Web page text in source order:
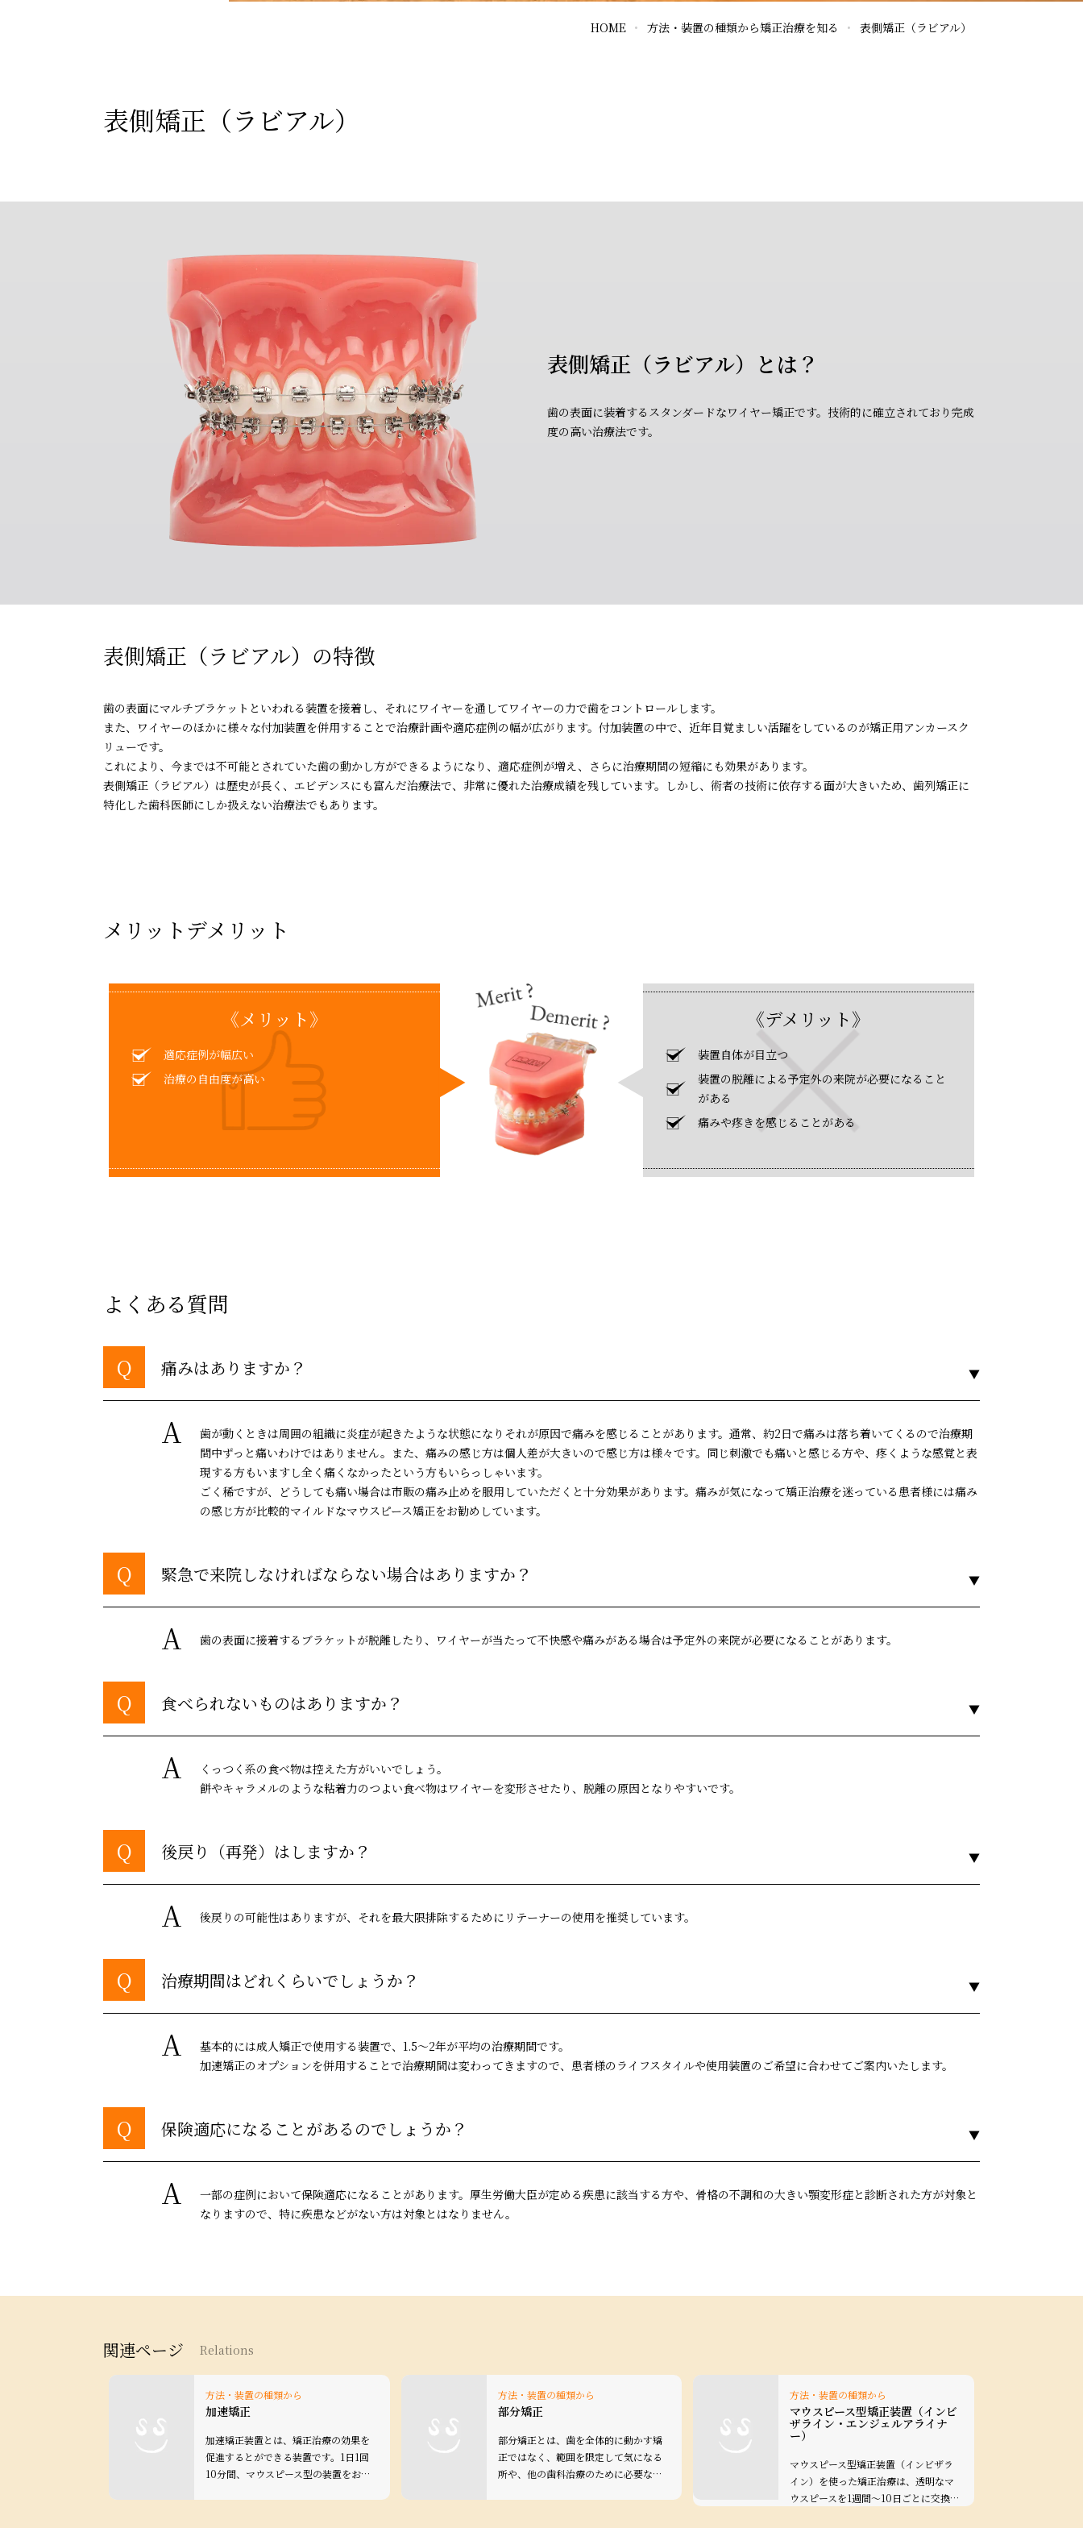
HOME 方法・装置の種類から矯正治療を知る 表側矯正（ラビアル）
表側矯正（ラビアル）
表側矯正（ラビアル）とは？
歯の表面に装着するスタンダードなワイヤー矯正です。技術的に確立されており完成
度の高い治療法です。
表側矯正（ラビアル）の特徴
歯の表面にマルチブラケットといわれる装置を接着し、それにワイヤーを通してワイヤーの力で歯をコントロールします。
また、ワイヤーのほかに様々な付加装置を併用することで治療計画や適応症例の幅が広がります。付加装置の中で、近年目覚ましい活躍をしているのが矯正用アンカースク
リューです。
これにより、今までは不可能とされていた歯の動かし方ができるようになり、適応症例が増え、さらに治療期間の短縮にも効果があります。
表側矯正（ラビアル）は歴史が長く、エビデンスにも富んだ治療法で、非常に優れた治療成績を残しています。しかし、術者の技術に依存する面が大きいため、歯列矯正に
特化した歯科医師にしか扱えない治療法でもあります。
メリットデメリット
《メリット》
適応症例が幅広い
治療の自由度が高い
《デメリット》
装置自体が目立つ
装置の脱離による予定外の来院が必要になること
がある
痛みや疼きを感じることがある
よくある質問
Q 痛みはありますか？
A
歯が動くときは周囲の組織に炎症が起きたような状態になりそれが原因で痛みを感じることがあります。通常、約2日で痛みは落ち着いてくるので治療期
間中ずっと痛いわけではありません。また、痛みの感じ方は個人差が大きいので感じ方は様々です。同じ刺激でも痛いと感じる方や、疼くような感覚と表
現する方もいますし全く痛くなかったという方もいらっしゃいます。
ごく稀ですが、どうしても痛い場合は市販の痛み止めを服用していただくと十分効果があります。痛みが気になって矯正治療を迷っている患者様には痛み
の感じ方が比較的マイルドなマウスピース矯正をお勧めしています。
Q 緊急で来院しなければならない場合はありますか？
A 歯の表面に接着するブラケットが脱離したり、ワイヤーが当たって不快感や痛みがある場合は予定外の来院が必要になることがあります。
Q 食べられないものはありますか？
A
くっつく系の食べ物は控えた方がいいでしょう。
餅やキャラメルのような粘着力のつよい食べ物はワイヤーを変形させたり、脱離の原因となりやすいです。
Q 後戻り（再発）はしますか？
A 後戻りの可能性はありますが、それを最大限排除するためにリテーナーの使用を推奨しています。
Q 治療期間はどれくらいでしょうか？
A
基本的には成人矯正で使用する装置で、1.5～2年が平均の治療期間です。
加速矯正のオプションを併用することで治療期間は変わってきますので、患者様のライフスタイルや使用装置のご希望に合わせてご案内いたします。
Q 保険適応になることがあるのでしょうか？
A
一部の症例において保険適応になることがあります。厚生労働大臣が定める疾患に該当する方や、骨格の不調和の大きい顎変形症と診断された方が対象と
なりますので、特に疾患などがない方は対象とはなりません。
関連ページ Relations
方法・装置の種類から
加速矯正
加速矯正装置とは、矯正治療の効果を
促進するとができる装置です。1日1回
10分間、マウスピース型の装置をお…
方法・装置の種類から
部分矯正
部分矯正とは、歯を全体的に動かす矯
正ではなく、範囲を限定して気になる
所や、他の歯科治療のために必要な…
方法・装置の種類から
マウスピース型矯正装置（インビ
ザライン・エンジェルアライナ
ー）
マウスピース型矯正装置（インビザラ
イン）を使った矯正治療は、透明なマ
ウスピースを1週間～10日ごとに交換…